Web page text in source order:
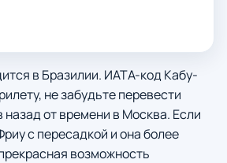
в Бразилии. ИАТА-код Кабу-
не забудьте перевести
назад от времени в Москва. Если
с пересадкой и она более
возможность